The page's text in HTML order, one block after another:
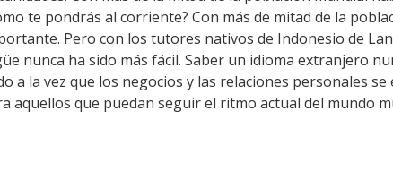
te pondrás al corriente? Con más de mitad de la
Pero con los tutores nativos de Indonesio de
nunca ha sido más fácil. Saber un idioma extranjero
la vez que los negocios y las relaciones personales se
que puedan seguir el ritmo actual del mundo